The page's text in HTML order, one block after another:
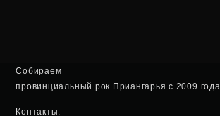
Собираем
провинциальный рок Приангарья с 2009 года.
Контакты: